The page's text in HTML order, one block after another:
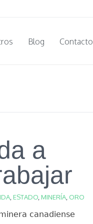
Blog Contacto
a
ESTADO MINERÍA ORO
canadiense